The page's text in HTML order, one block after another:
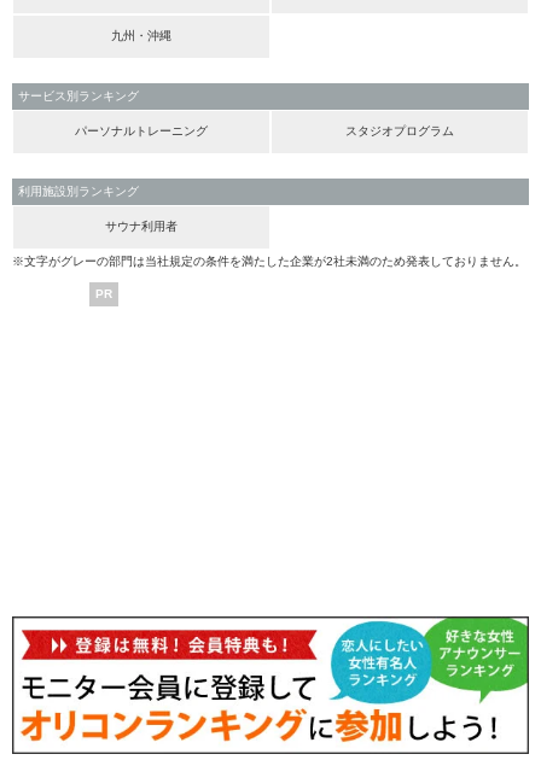
九州・沖縄
サービス別ランキング
パーソナルトレーニング スタジオプログラム
利用施設別ランキング
サウナ利用者
※文字がグレーの部門は当社規定の条件を満たした企業が2社未満のため発表しておりません。
PR